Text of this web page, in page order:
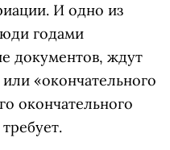
И одно из
годами
документов, ждут
«окончательного
окончательного